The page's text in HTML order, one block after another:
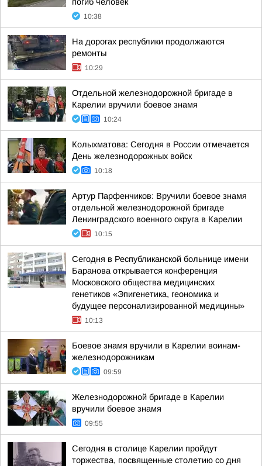
10:38
На дорогах республики продолжаются
ремонты
10:29
Отдельной железнодорожной бригаде в
Карелии вручили боевое знамя
10:24
Колыхматова: Сегодня в России отмечается
День железнодорожных войск
10:18
Артур Парфенчиков: Вручили боевое знамя
отдельной железнодорожной бригаде
Ленинградского военного округа в Карелии
10:15
Сегодня в Республиканской больнице имени
Баранова открывается конференция
Московского общества медицинских
генетиков «Эпигенетика, геономика и
будущее персонализированной медицины»
10:13
Боевое знамя вручили в Карелии воинам-
железнодорожникам
09:59
Железнодорожной бригаде в Карелии
вручили боевое знамя
09:55
Сегодня в столице Карелии пройдут
торжества, посвященные столетию со дня